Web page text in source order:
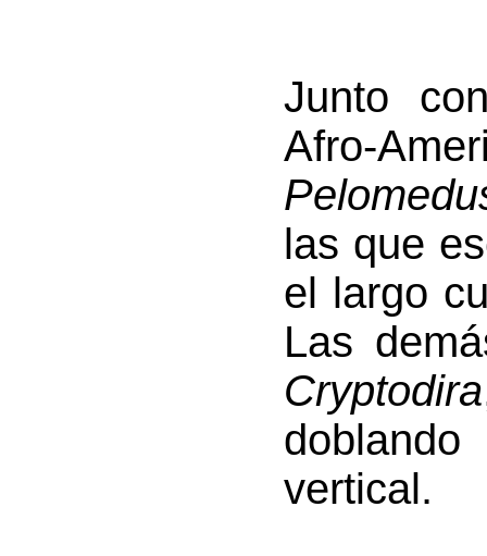
Junto
Afro-
las que
el largo
Las
Cryptodira
vertical.